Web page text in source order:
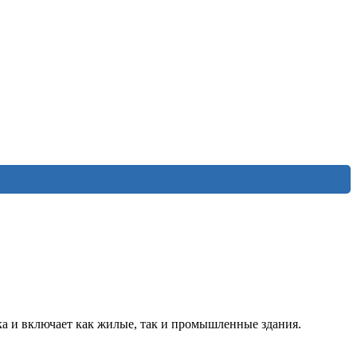
и включает как жилые, так и промышленные здания.